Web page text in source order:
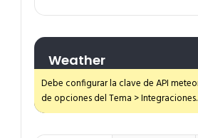
Weather
Debe configurar la clave de API
de opciones del Tema > Integraciones.